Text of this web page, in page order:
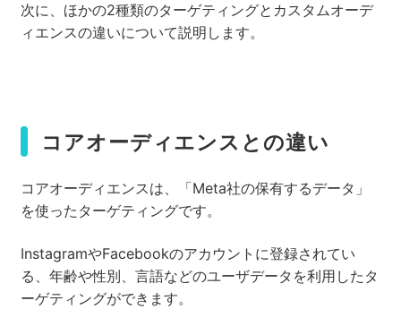
次に、ほかの2種類のターゲティングとカスタムオーデ
ィエンスの違いについて説明します。
コアオーディエンスとの違い
コアオーディエンスは、「Meta社の保有するデータ」
を使ったターゲティングです。
InstagramやFacebookのアカウントに登録されてい
る、年齢や性別、言語などのユーザデータを利用したタ
ーゲティングができます。